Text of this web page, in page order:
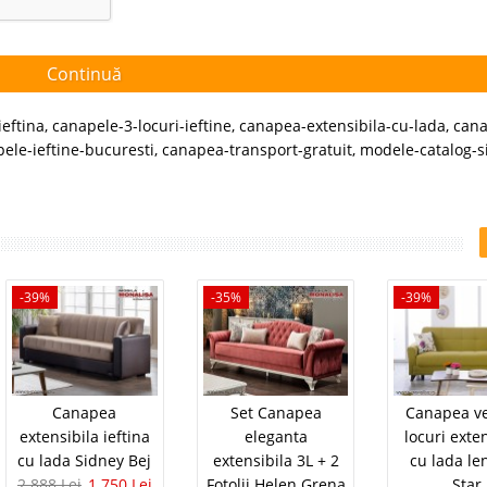
Continuă
, canapele-3-locuri-ieftine, canapea-extensibila-cu-lada,
ieftine-bucuresti, canapea-transport-gratuit, modele-catalog-
-39%
Canapea
extensibila ieftina
cu lada Sidney Bej
-35%
Set Canapea
eleganta
extensibila 3L + 2
-39%
Canapea
locuri
cu lada